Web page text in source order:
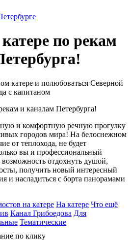
по рекам
катере и полюбоваться Северной
с капитаном
и комфортную речную прогулку
городов мира! На белоснежном
от теплохода, не будет
вы и профессиональный
отдохнуть душой,
получить новый интересный
и насладиться с борта панорамами
на катере На катере Что ещё
Канал Грибоедова Для
Тематические
по клику